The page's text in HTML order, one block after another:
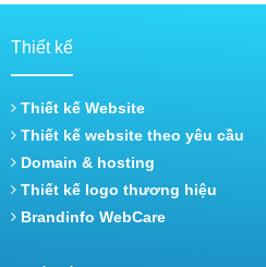
Thiết kế
Thiết kế Website
Thiết kế website theo yêu cầu
Domain & hosting
Thiết kế logo thương hiệu
Brandinfo WebCare